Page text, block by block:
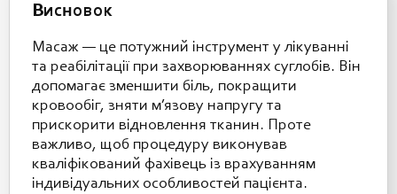
Висновок
Масаж — це потужний інструмент у лікуванні
та реабілітації при захворюваннях суглобів. Він
допомагає зменшити біль, покращити
кровообіг, зняти м’язову напругу та
прискорити відновлення тканин. Проте
важливо, щоб процедуру виконував
кваліфікований фахівець із врахуванням
індивідуальних особливостей пацієнта.